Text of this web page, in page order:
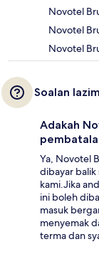
Novotel
Novotel
Novotel
Soalan lazim
Adakah
Ya, Novotel
dibayar
kami.Jika
ini boleh
masuk
menyemak
terma dan